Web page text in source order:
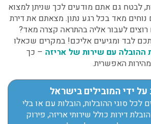
לבטח גם אתם מודעים לכך שניתן למצוא
נוחים מאד בכל רגע נתון. מצאתם את דירת
לעבור אליה בהתראה קצרה מאד?
לבד ומגיעים אליכם! במקרים שכאלו
עם שירות של אריזה – כך
האפשרית.
על ידי המובילים בישראל
לכל סוגי ההובלות, הובלות עם או בלי
דירות כולל שירותי אריזה, פירוק